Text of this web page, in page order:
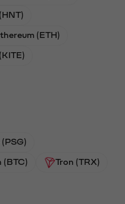
(ETH)
(PSG)
(BTC) Tron (TRX)